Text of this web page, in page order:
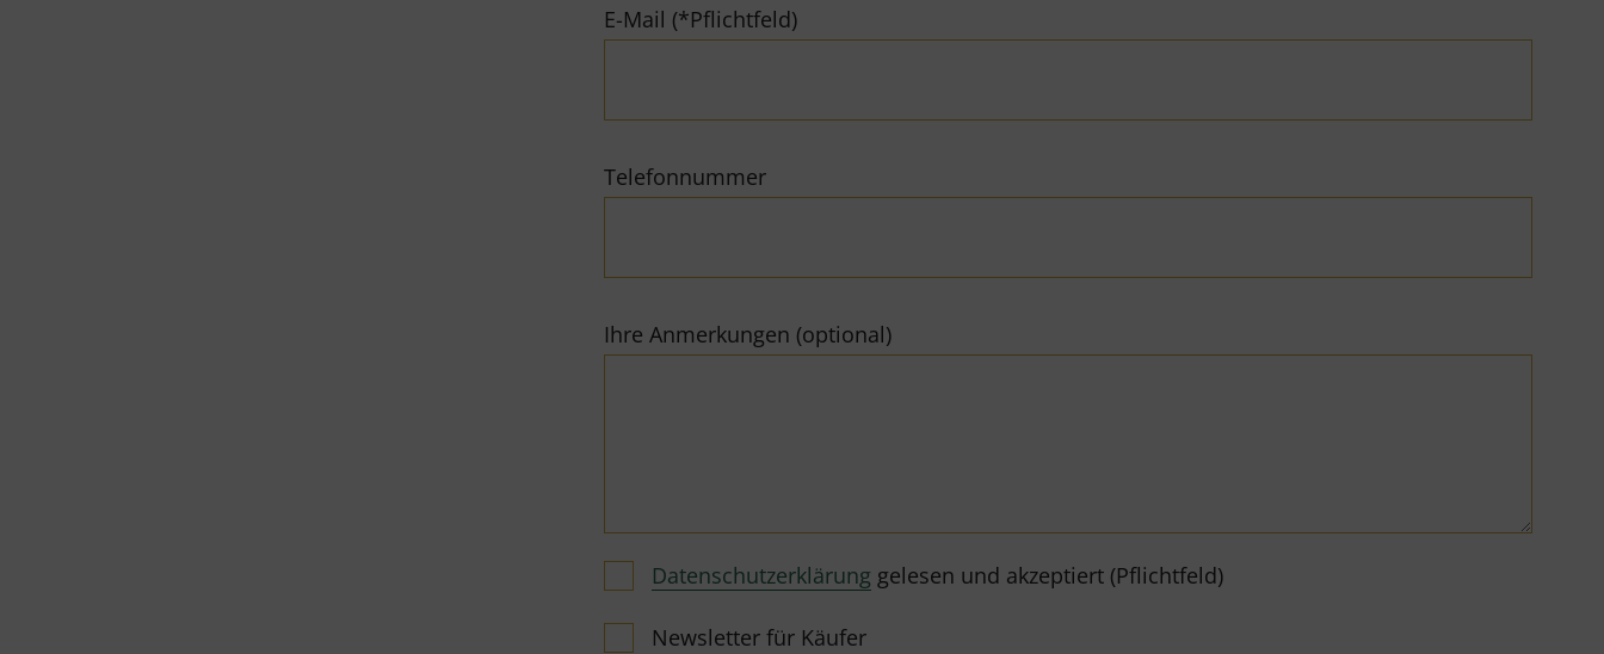
E-Mail (*Pflichtfeld)
Telefonnummer
Ihre Anmerkungen (optional)
Datenschutzerklärung gelesen und akzeptiert (Pflichtfeld)
Newsletter für Käufer